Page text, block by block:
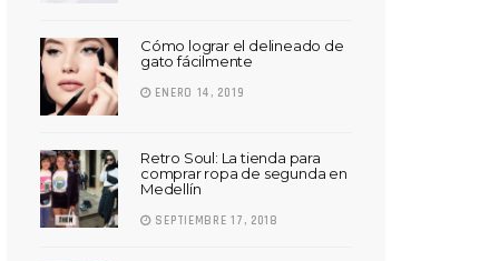
Cómo lograr el delineado de
gato fácilmente
ENERO 14, 2019
Retro Soul: La tienda para
comprar ropa de segunda en
Medellín
SEPTIEMBRE 17, 2018